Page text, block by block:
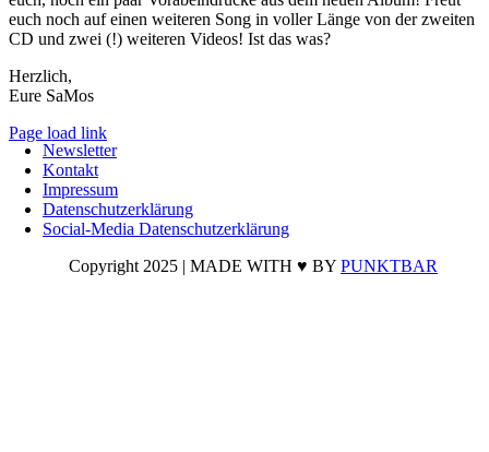
euch noch auf einen weiteren Song in voller Länge von der zweiten
CD und zwei (!) weiteren Videos! Ist das was?
Herzlich,
Eure SaMos
Newsletter
Kontakt
Impressum
Datenschutzerklärung
Social-Media Datenschutzerklärung
Copyright 2025 | MADE WITH ♥ BY PUNKTBAR
Page load link
Nach
oben